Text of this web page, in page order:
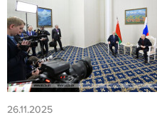
26.11.2025